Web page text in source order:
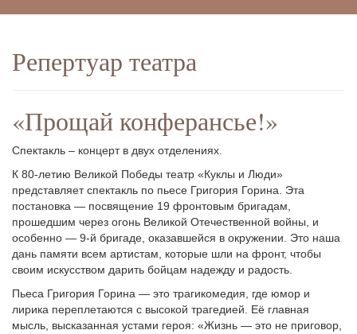
Репертуар театра
«Прощай конферансье!»
Спектакль – концерт в двух отделениях.
К 80-летию Великой Победы театр «Куклы и Люди»
представляет спектакль по пьесе Григория Горина. Эта
постановка — посвящение 19 фронтовым бригадам,
прошедшим через огонь Великой Отечественной войны, и
особенно — 9-й бригаде, оказавшейся в окружении. Это наша
дань памяти всем артистам, которые шли на фронт, чтобы
своим искусством дарить бойцам надежду и радость.
Пьеса Григория Горина — это трагикомедия, где юмор и
лирика переплетаются с высокой трагедией. Её главная
мысль, высказанная устами героя: «Жизнь — это не приговор,